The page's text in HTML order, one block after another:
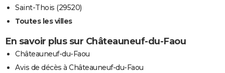
Saint-Thois (29520)
Toutes les villes
En savoir plus sur Châteauneuf-du-Faou
Châteauneuf-du-Faou
Avis de décès à Châteauneuf-du-Faou